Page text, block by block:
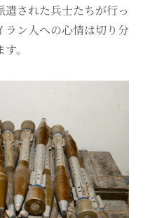
遣された兵士たちが行っ
ラン人への心情は切り分
。